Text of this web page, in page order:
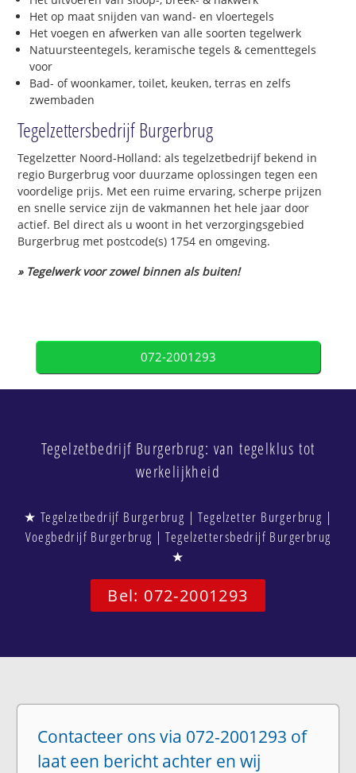
Het op maat snijden van wand- en vloertegels
Het voegen en afwerken van alle soorten tegelwerk
Natuursteentegels, keramische tegels & cementtegels
voor
Bad- of woonkamer, toilet, keuken, terras en zelfs
zwembaden
Tegelzettersbedrijf Burgerbrug
Tegelzetter Noord-Holland: als tegelzetbedrijf bekend in
regio Burgerbrug voor duurzame oplossingen tegen een
voordelige prijs. Met een ruime ervaring, scherpe prijzen
en snelle service zijn de vakmannen het hele jaar door
actief. Bel direct als u woont in het verzorgingsgebied
Burgerbrug met postcode(s) 1754 en omgeving.
» Tegelwerk voor zowel binnen als buiten!
072-2001293
Tegelzetbedrijf Burgerbrug: van tegelklus tot
werkelijkheid
★ Tegelzetbedrijf Burgerbrug | Tegelzetter Burgerbrug |
Voegbedrijf Burgerbrug | Tegelzettersbedrijf Burgerbrug
★
Bel: 072-2001293
Contacteer ons via 072-2001293 of
laat een bericht achter en wij